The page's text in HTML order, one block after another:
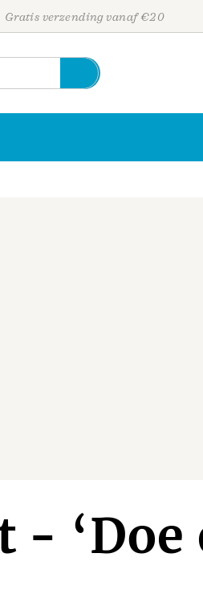
Gratis verzending vanaf €20
‘Doe
Personen